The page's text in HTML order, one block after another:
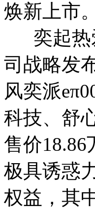
焕新上市。
奕起热
司战略发
风奕派
科技、舒
售价
极具诱惑
权益，其